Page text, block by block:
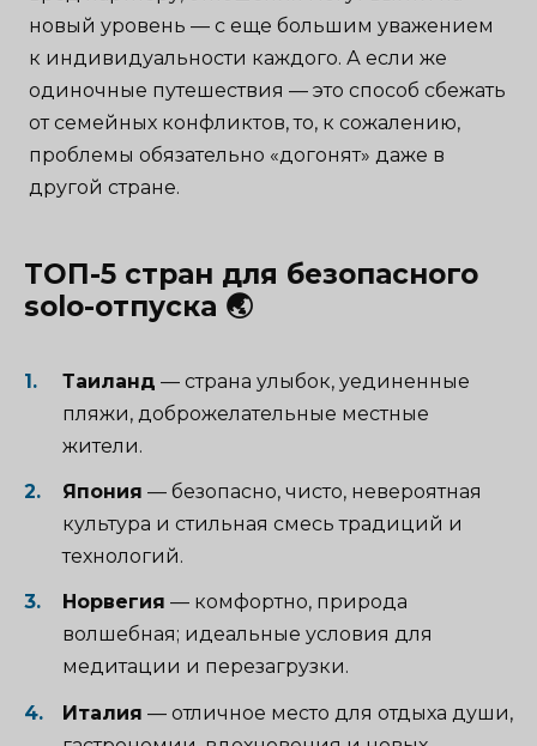
новый уровень — с еще большим уважением
к индивидуальности каждого. А если же
одиночные путешествия — это способ сбежать
от семейных конфликтов, то, к сожалению,
проблемы обязательно «догонят» даже в
другой стране.
ТОП-5 стран для безопасного
solo-отпуска 🌏
Таиланд — страна улыбок, уединенные
пляжи, доброжелательные местные
жители.
Япония — безопасно, чисто, невероятная
культура и стильная смесь традиций и
технологий.
Норвегия — комфортно, природа
волшебная; идеальные условия для
медитации и перезагрузки.
Италия — отличное место для отдыха души,